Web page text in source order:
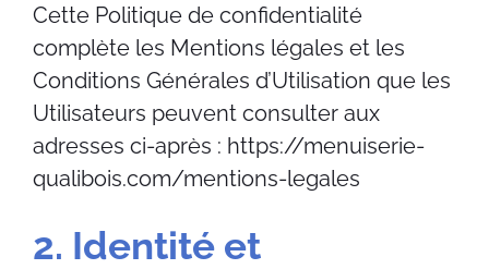
Cette Politique de confidentialité
complète les Mentions légales et les
Conditions Générales d’Utilisation que les
Utilisateurs peuvent consulter aux
adresses ci-après : https://menuiserie-
qualibois.com/mentions-legales
2. Identité et